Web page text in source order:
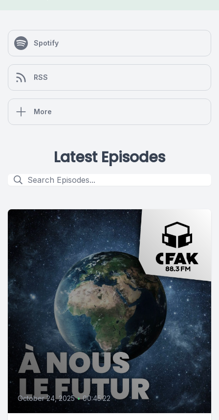
Spotify
RSS
More
Latest Episodes
October 24, 2025 • 00:45:22